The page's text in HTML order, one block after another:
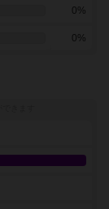
0%
0%